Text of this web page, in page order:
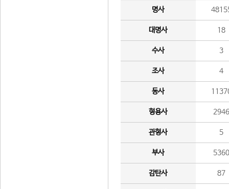
명사
대명사 18
수사 3
조사 4
동사
형용사 2946
관형사 5
부사 5360
감탄사 87